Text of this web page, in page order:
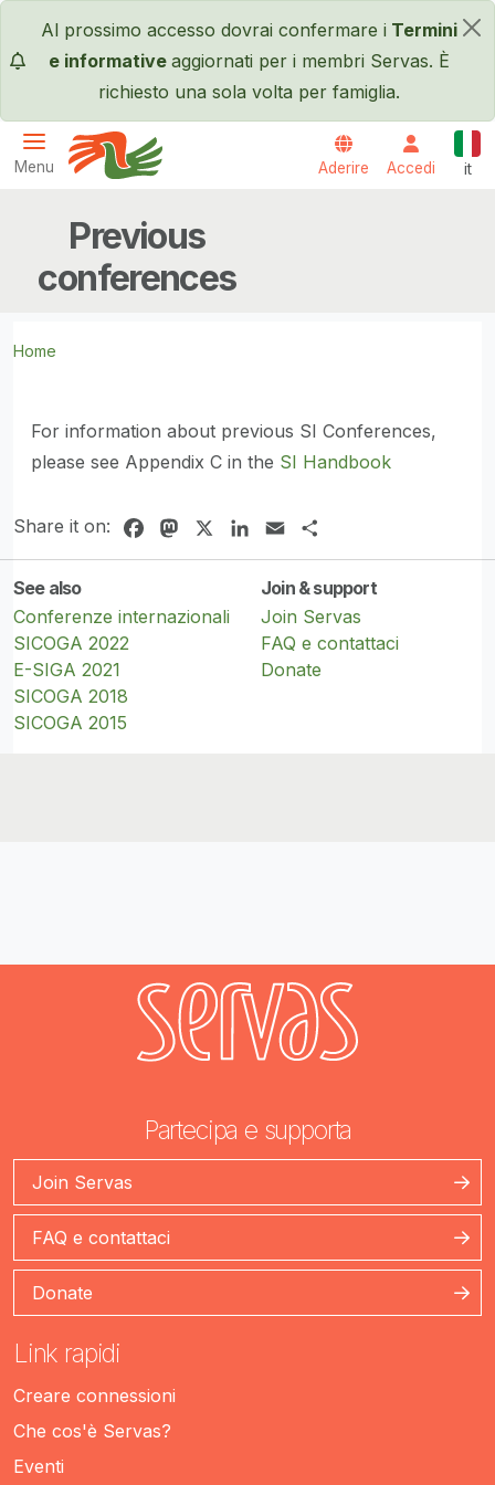
Salta al contenuto principale
×
Al prossimo accesso dovrai confermare i Termini
e informative aggiornati per i membri Servas. È
richiesto una sola volta per famiglia.
Menu Aderire Accedi it
Previous
conferences
Home
For information about previous SI Conferences,
please see Appendix C in the SI Handbook
Share it on: FacebookMastodonLinkedIn
Email
See also
Conferenze internazionali
SICOGA 2022
E-SIGA 2021
SICOGA 2018
SICOGA 2015
Join & support
Join Servas
FAQ e contattaci
Donate
Partecipa e supporta
Join Servas
FAQ e contattaci
Donate
Link rapidi
Creare connessioni
Che cos'è Servas?
Eventi